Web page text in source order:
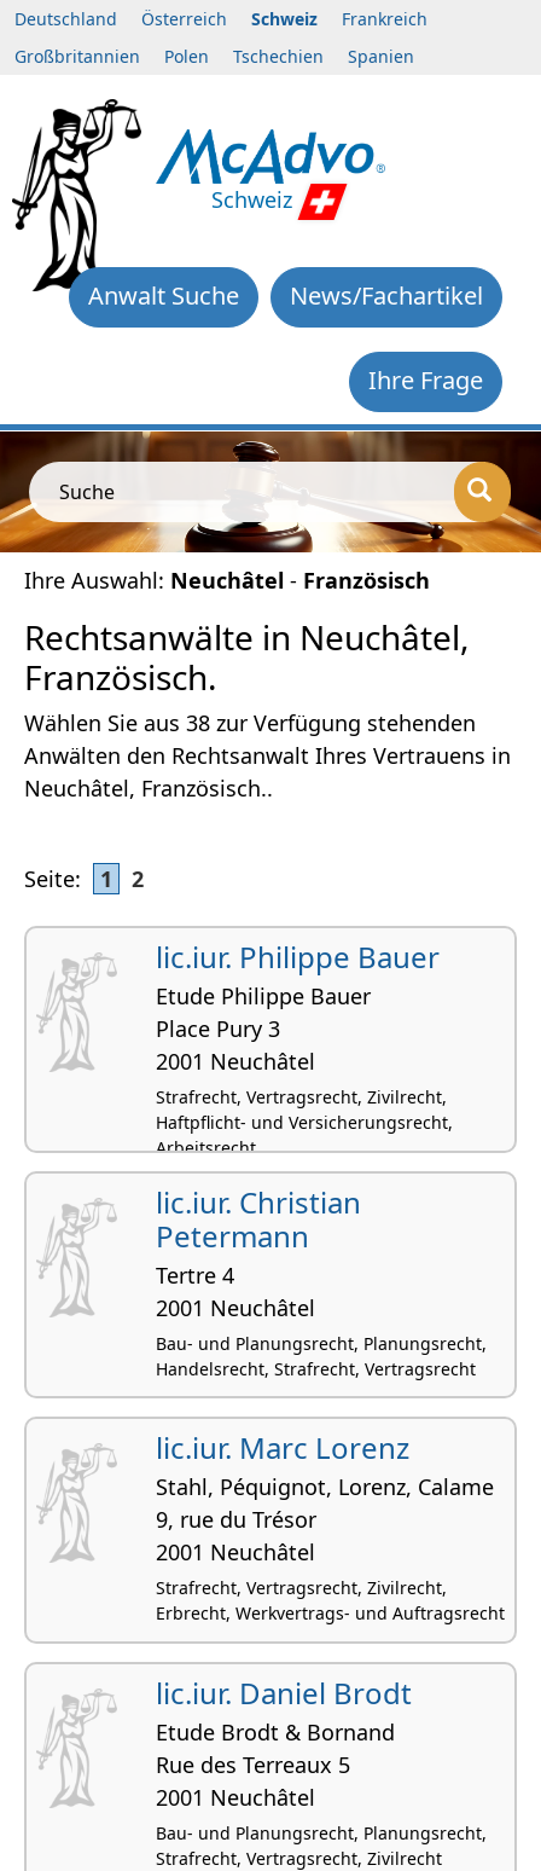
Deutschland Österreich Schweiz
Frankreich
Großbritannien
Polen Tschechien Spanien
Schweiz
News/Fachartikel
Anwalt Suche
Ihre Frage
Suche
Ihre Auswahl: Neuchâtel - Französisch
Rechtsanwälte in Neuchâtel,
Französisch.
Wählen Sie aus 38 zur Verfügung stehenden
Anwälten den Rechtsanwalt Ihres Vertrauens in
Neuchâtel, Französisch..
Seite: 1 2
lic.iur. Philippe Bauer
Etude Philippe Bauer
Place Pury 3
2001 Neuchâtel
Strafrecht, Vertragsrecht, Zivilrecht,
Haftpflicht- und Versicherungsrecht,
Arbeitsrecht
lic.iur. Christian
Petermann
Tertre 4
2001 Neuchâtel
Bau- und Planungsrecht, Planungsrecht,
Handelsrecht, Strafrecht, Vertragsrecht
lic.iur. Marc Lorenz
Stahl, Péquignot, Lorenz, Calame
9, rue du Trésor
2001 Neuchâtel
Strafrecht, Vertragsrecht, Zivilrecht,
Erbrecht, Werkvertrags- und Auftragsrecht
lic.iur. Daniel Brodt
Etude Brodt & Bornand
Rue des Terreaux 5
2001 Neuchâtel
Bau- und Planungsrecht, Planungsrecht,
Strafrecht, Vertragsrecht, Zivilrecht